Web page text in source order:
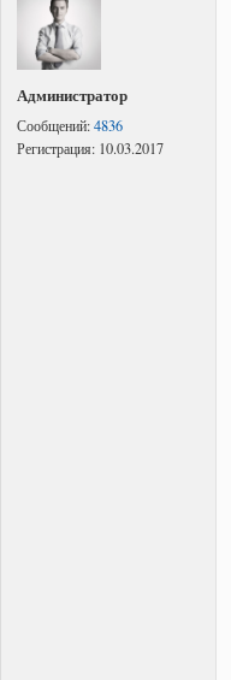
Администратор
Сообщений:4836
Регистрация: 10.03.2017